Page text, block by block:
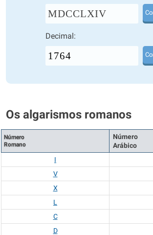
MDCCLXIV
Decimal:
Os algarismos romanos
Número
Romano
Número
Arábico
I
V
X
L
C
D